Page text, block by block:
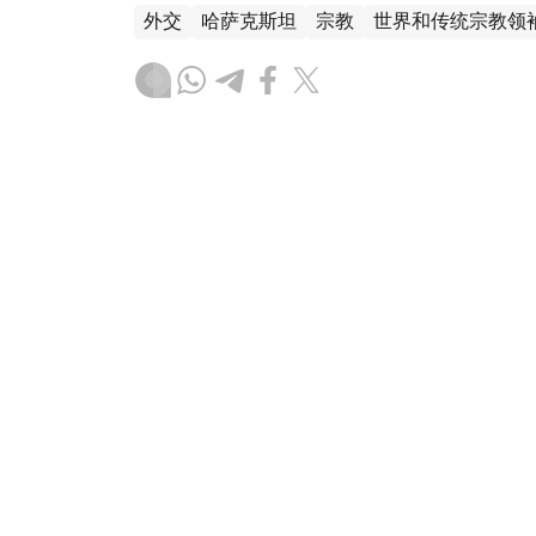
外交 哈萨克斯坦 宗教 世界和传统宗教领